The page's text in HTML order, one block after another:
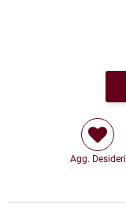
Agg. Desideri